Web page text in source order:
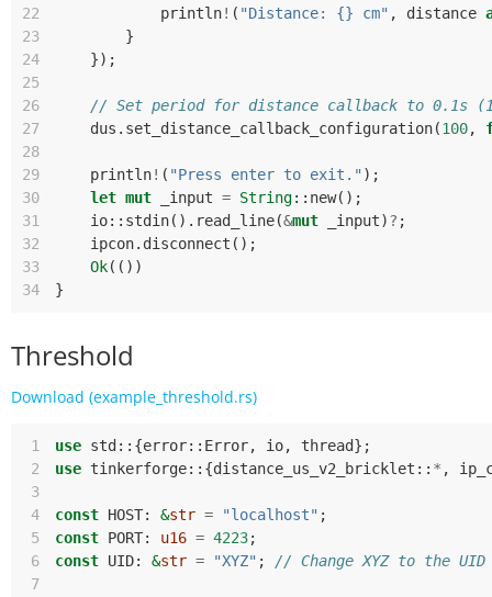
22
println! ( "Distance: {} cm" , distance
23
}
24
});
25
26
// Set period for distance callback to 0.1s
27
dus . set_distance_callback_configuration(100,
28
29
println! ( "Press enter to exit." );
30
let mut _input = String:: new();
31
io:: stdin(). read_line(&mut _input)? ;
32
ipcon. disconnect ();
33
Ok(())
34
}
Threshold
Download (example_threshold.rs)
1 use std :: {error:: Error, io, thread};
2
use tinkerforge:: {distance_us_v2_bricklet :: * ,
3
4
const HOST: &str = "localhost" ;
5
const PORT: u16 = 4223;
6
const UID: &str = "XYZ" ;
// Change XYZ to the
7